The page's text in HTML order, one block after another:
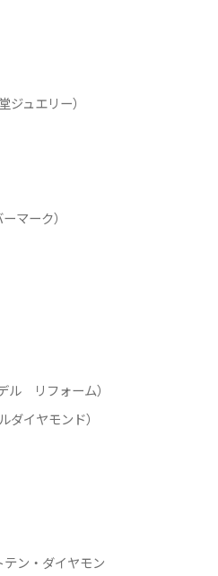
ジュエリー）
マーク）
ル リフォーム）
ダイヤモンド）
ン・ダイヤモン